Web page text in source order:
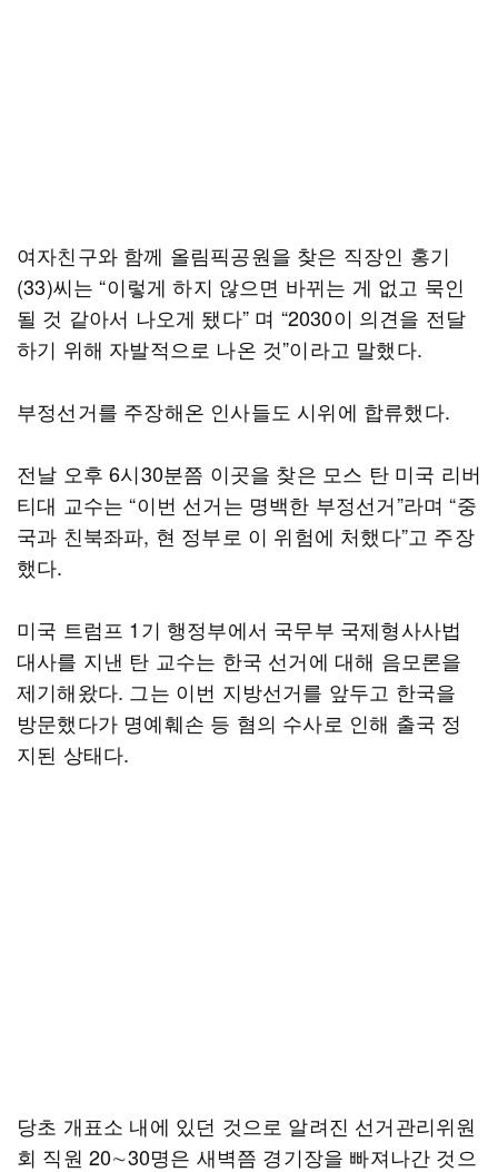
여자친구와 함께 올림픽공원을 찾은 직장인 홍기
(33)씨는 “이렇게 하지 않으면 바뀌는 게 없고 묵인
될 것 같아서 나오게 됐다” 며 “2030이 의견을 전달
하기 위해 자발적으로 나온 것”이라고 말했다.
부정선거를 주장해온 인사들도 시위에 합류했다.
전날 오후 6시30분쯤 이곳을 찾은 모스 탄 미국 리버
티대 교수는 “이번 선거는 명백한 부정선거”라며 “중
국과 친북좌파, 현 정부로 이 위험에 처했다”고 주장
했다.
미국 트럼프 1기 행정부에서 국무부 국제형사사법
대사를 지낸 탄 교수는 한국 선거에 대해 음모론을
제기해왔다. 그는 이번 지방선거를 앞두고 한국을
방문했다가 명예훼손 등 혐의 수사로 인해 출국 정
지된 상태다.
당초 개표소 내에 있던 것으로 알려진 선거관리위원
회 직원 20∼30명은 새벽쯤 경기장을 빠져나간 것으